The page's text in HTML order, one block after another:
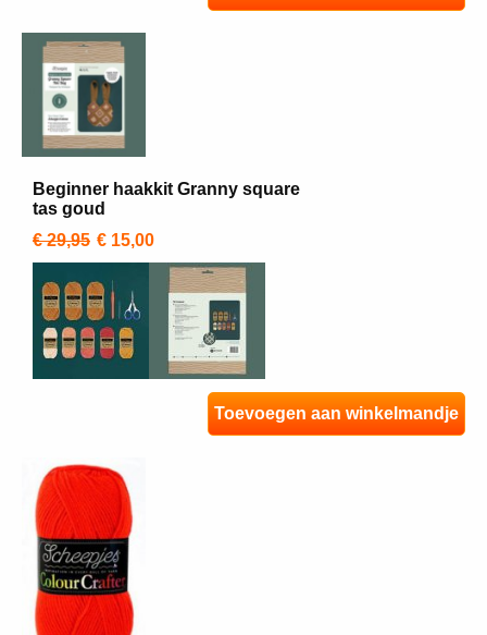
Beginner haakkit Granny square
tas goud
€ 29,95 € 15,00
Toevoegen aan winkelmandje